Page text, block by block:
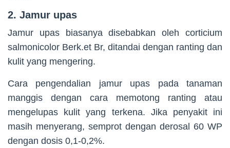
2. Jamur upas
Jamur upas biasanya disebabkan oleh corticium
salmonicolor Berk.et Br, ditandai dengan ranting dan
kulit yang mengering.
Cara pengendalian jamur upas pada tanaman
manggis dengan cara memotong ranting atau
mengelupas kulit yang terkena. Jika penyakit ini
masih menyerang, semprot dengan derosal 60 WP
dengan dosis 0,1-0,2%.